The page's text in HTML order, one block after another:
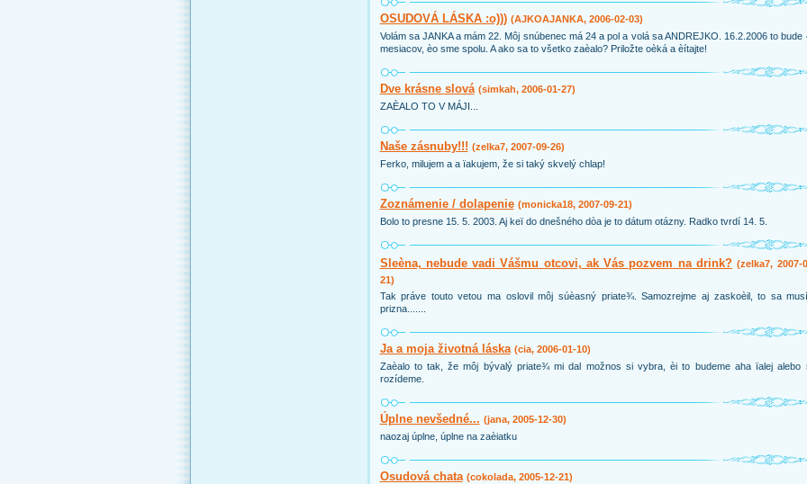
OSUDOVÁ LÁSKA :o))) (AJKOAJANKA, 2006-02-03)
Volám sa JANKA a mám 22. Môj snúbenec má 24 a pol a volá sa ANDREJKO. 16.2.2006 to bude
mesiacov, èo sme spolu. A ako sa to všetko zaèalo? Priložte oèká a èítajte!
Dve krásne slová (simkah, 2006-01-27)
ZAÈALO TO V MÁJI...
Naše zásnuby!!! (zelka7, 2007-09-26)
Ferko, milujem a a ïakujem, že si taký skvelý chlap!
Zoznámenie / dolapenie (monicka18, 2007-09-21)
Bolo to presne 15. 5. 2003. Aj keï do dnešného dòa je to dátum otázny. Radko tvrdí 14. 5.
Sleèna, nebude vadi Vášmu otcovi, ak Vás pozvem na drink? (zelka7, 2007-
21)
Tak práve touto vetou ma oslovil môj súèasný priate¾. Samozrejme aj zaskoèil, to sa
prizna.......
Ja a moja životná láska (cia, 2006-01-10)
Zaèalo to tak, že môj bývalý priate¾ mi dal možnos si vybra, èi to budeme aha ïalej alebo
rozídeme.
Úplne nevšedné... (jana, 2005-12-30)
naozaj úplne, úplne na zaèiatku
Osudová chata (cokolada, 2005-12-21)